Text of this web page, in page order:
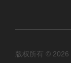
版权所有 ©